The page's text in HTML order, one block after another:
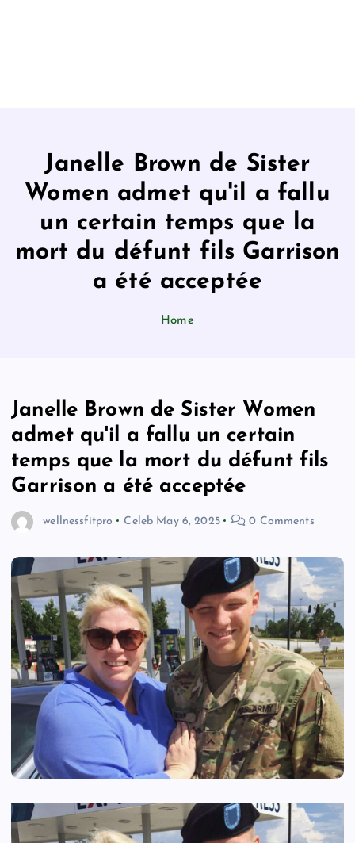
Janelle Brown de Sister
Women admet qu'il a fallu
un certain temps que la
mort du défunt fils Garrison
a été acceptée
Home
Janelle Brown de Sister Women
admet qu'il a fallu un certain
temps que la mort du défunt fils
Garrison a été acceptée
wellnessfitpro Celeb May 6, 2025 0 Comments